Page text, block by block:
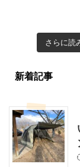
さらに読
新着記事